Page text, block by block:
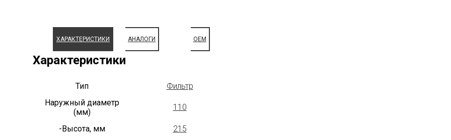
ХАРАКТЕРИСТИКИ АНАЛОГИ OEM
Характеристики
Тип
Фильтр
Наружный диаметр
(мм)
110
-Высота, мм 215